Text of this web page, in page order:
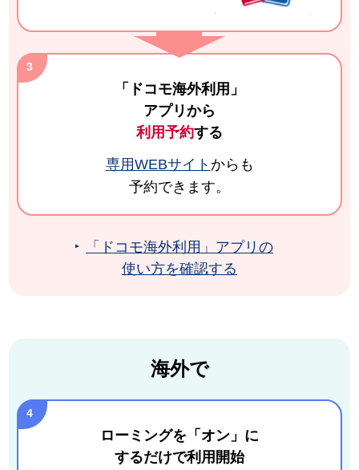
「ドコモ海外利用」
アプリから
利用予約する
専用WEBサイト からも
予約できます。
「ドコモ海外利用」アプリの
使い方を確認する
海外で
ローミングを「オン」に
するだけで利用開始